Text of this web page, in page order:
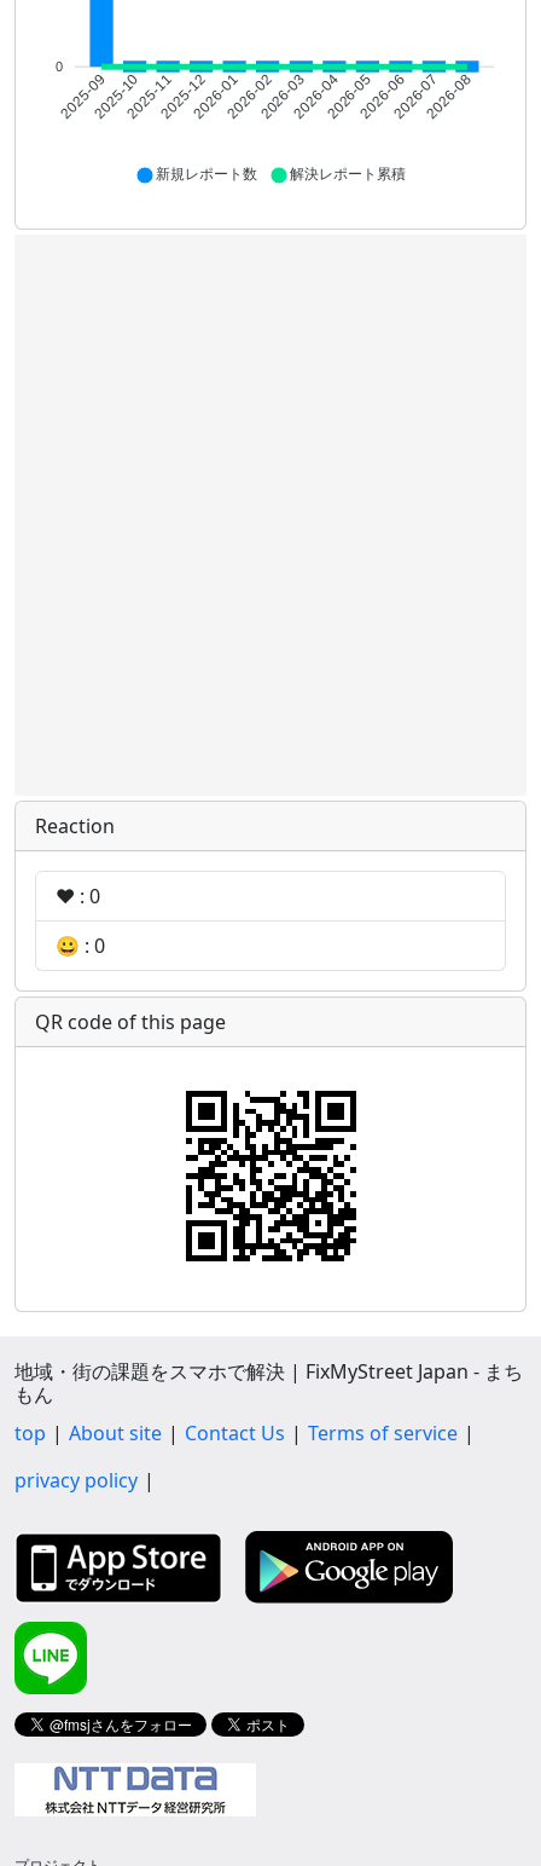
0
2025-092025-102025-112025-122026-012026-022026-032026-042026-052026-062026-072026-08
新規レポート数 解決レポート累積
Reaction
❤️ : 0
😀 : 0
QR code of this page
地域・街の課題をスマホで解決 | FixMyStreet Japan - まち
もん
top
About site Contact Us
Terms of service
privacy policy